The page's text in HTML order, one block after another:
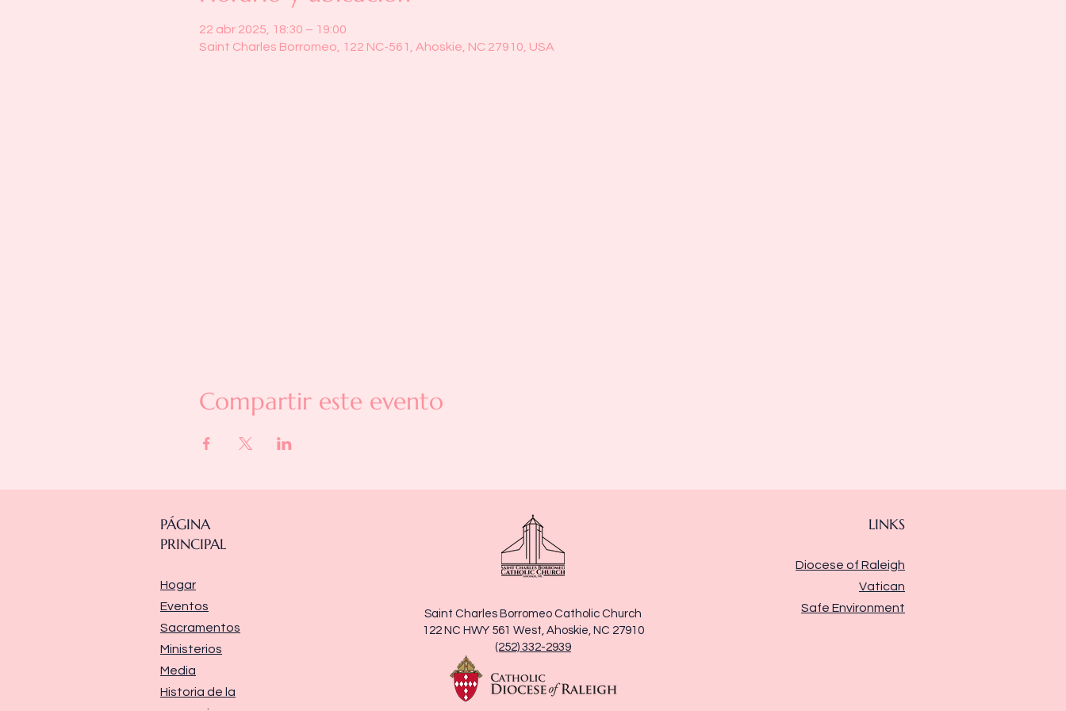
22 abr 2025, 18:30 – 19:00
Saint Charles Borromeo, 122 NC-561, Ahoskie, NC 27910, USA
Compartir este evento
PÁGINA
PRINCIPAL
Hogar
Eventos
Sacramentos
Ministerios
Media
Historia de la
Saint Charles Borromeo Catholic Church
122 NC HWY 561 West, Ahoskie, NC 27910
(252) 332-2939
LINKS
Diocese of Raleigh
Vatican
Safe Environment